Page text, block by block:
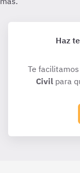
Haz
Te
Civilpara